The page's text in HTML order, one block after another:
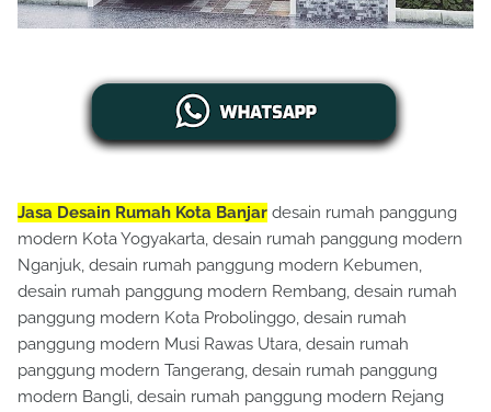
Jasa Desain Rumah Kota Banjar desain rumah panggung
modern Kota Yogyakarta, desain rumah panggung modern
Nganjuk, desain rumah panggung modern Kebumen,
desain rumah panggung modern Rembang, desain rumah
panggung modern Kota Probolinggo, desain rumah
panggung modern Musi Rawas Utara, desain rumah
panggung modern Tangerang, desain rumah panggung
modern Bangli, desain rumah panggung modern Rejang